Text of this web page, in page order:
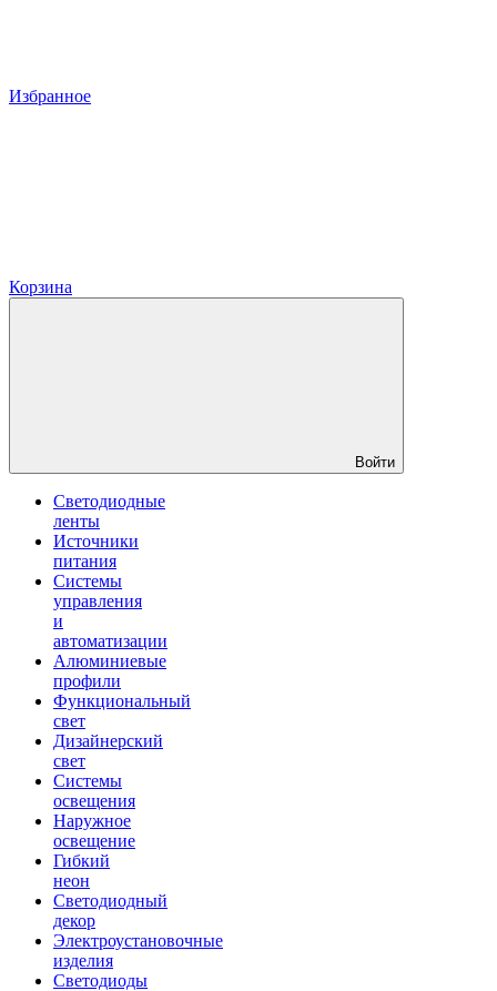
Избранное
Корзина
Войти
Светодиодные
ленты
Источники
питания
Системы
управления
и
автоматизации
Алюминиевые
профили
Функциональный
свет
Дизайнерский
свет
Системы
освещения
Наружное
освещение
Гибкий
неон
Светодиодный
декор
Электроустановочные
изделия
Светодиоды